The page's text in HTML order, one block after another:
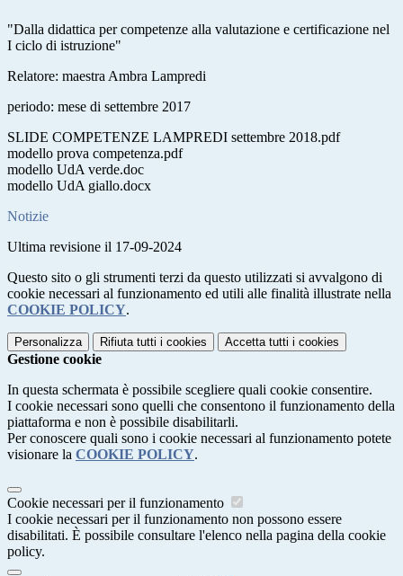
"Dalla didattica per competenze alla valutazione e certificazione nel
I ciclo di istruzione"
Relatore: maestra Ambra Lampredi
periodo: mese di settembre 2017
SLIDE COMPETENZE LAMPREDI settembre 2018.pdf
modello prova competenza.pdf
modello UdA verde.doc
modello UdA giallo.docx
Notizie
Ultima revisione il 17-09-2024
Questo sito o gli strumenti terzi da questo utilizzati si avvalgono di
cookie necessari al funzionamento ed utili alle finalità illustrate nella
COOKIE POLICY.
Personalizza Rifiuta tutti i cookies Accetta tutti i cookies
Gestione cookie
In questa schermata è possibile scegliere quali cookie consentire.
I cookie necessari sono quelli che consentono il funzionamento della
piattaforma e non è possibile disabilitarli.
Per conoscere quali sono i cookie necessari al funzionamento potete
visionare la COOKIE POLICY.
Cookie necessari per il funzionamento
I cookie necessari per il funzionamento non possono essere
disabilitati. È possibile consultare l'elenco nella pagina della cookie
policy.